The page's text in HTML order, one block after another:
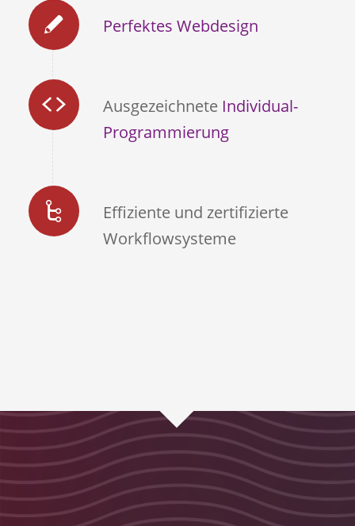
Perfektes Webdesign
Ausgezeichnete Individual-
Programmierung
Effiziente und zertifizierte
Workflowsysteme